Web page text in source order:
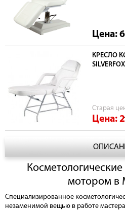
Цена:
КРЕСЛО
Cтарая
Цена:
мотором в
Специализированное
незаменимой вещью в работе